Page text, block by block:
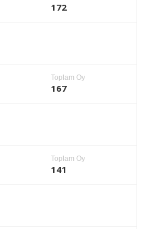
172
Toplam Oy
167
Toplam Oy
141